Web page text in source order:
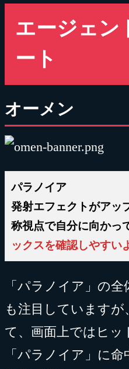
エージェン
ート
オーメン
パラノイア
発射エフェクトがアッ
称視点で自分に向かっ
ックスを確認しやすい
「パラノイア」の
も注目しています
て、画面上ではヒッ
「パラノイア」に